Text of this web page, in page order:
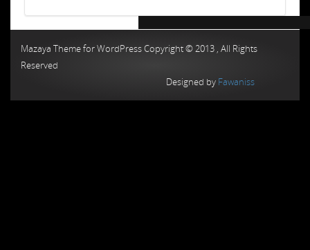
Mazaya Theme for WordPress Copyright © 2013 , All Rights
Reserved
Designed by Fawaniss